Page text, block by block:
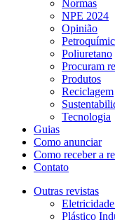
Normas
NPE 2024
Opinião
Poliuretano
Procuram
Produtos
Reciclagem
Tecnologia
Guias
Como anunciar
Como receber a
Contato
Outras revistas
Plástico